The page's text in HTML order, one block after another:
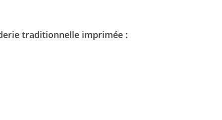
traditionnelle imprimée :